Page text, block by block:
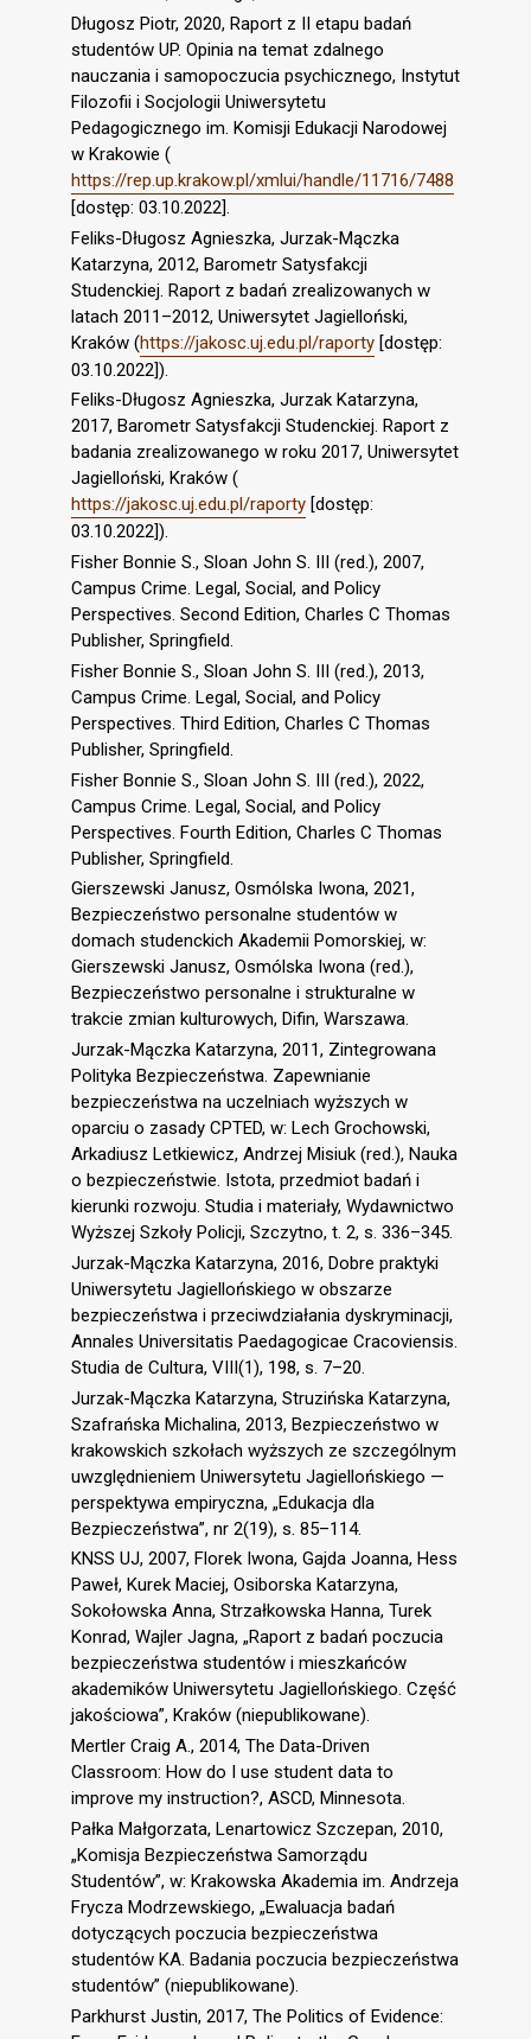
Długosz Piotr, 2020, Raport z II etapu badań
studentów UP. Opinia na temat zdalnego
nauczania i samopoczucia psychicznego, Instytut
Filozofii i Socjologii Uniwersytetu
Pedagogicznego im. Komisji Edukacji Narodowej
w Krakowie (
https://rep.up.krakow.pl/xmlui/handle/11716/7488
[dostęp: 03.10.2022].
Feliks-Długosz Agnieszka, Jurzak-Mączka
Katarzyna, 2012, Barometr Satysfakcji
Studenckiej. Raport z badań zrealizowanych w
latach 2011–2012, Uniwersytet Jagielloński,
Kraków (https://jakosc.uj.edu.pl/raporty [dostęp:
03.10.2022]).
Feliks-Długosz Agnieszka, Jurzak Katarzyna,
2017, Barometr Satysfakcji Studenckiej. Raport z
badania zrealizowanego w roku 2017, Uniwersytet
Jagielloński, Kraków (
https://jakosc.uj.edu.pl/raporty [dostęp:
03.10.2022]).
Fisher Bonnie S., Sloan John S. III (red.), 2007,
Campus Crime. Legal, Social, and Policy
Perspectives. Second Edition, Charles C Thomas
Publisher, Springfield.
Fisher Bonnie S., Sloan John S. III (red.), 2013,
Campus Crime. Legal, Social, and Policy
Perspectives. Third Edition, Charles C Thomas
Publisher, Springfield.
Fisher Bonnie S., Sloan John S. III (red.), 2022,
Campus Crime. Legal, Social, and Policy
Perspectives. Fourth Edition, Charles C Thomas
Publisher, Springfield.
Gierszewski Janusz, Osmólska Iwona, 2021,
Bezpieczeństwo personalne studentów w
domach studenckich Akademii Pomorskiej, w:
Gierszewski Janusz, Osmólska Iwona (red.),
Bezpieczeństwo personalne i strukturalne w
trakcie zmian kulturowych, Difin, Warszawa.
Jurzak-Mączka Katarzyna, 2011, Zintegrowana
Polityka Bezpieczeństwa. Zapewnianie
bezpieczeństwa na uczelniach wyższych w
oparciu o zasady CPTED, w: Lech Grochowski,
Arkadiusz Letkiewicz, Andrzej Misiuk (red.), Nauka
o bezpieczeństwie. Istota, przedmiot badań i
kierunki rozwoju. Studia i materiały, Wydawnictwo
Wyższej Szkoły Policji, Szczytno, t. 2, s. 336–345.
Jurzak-Mączka Katarzyna, 2016, Dobre praktyki
Uniwersytetu Jagiellońskiego w obszarze
bezpieczeństwa i przeciwdziałania dyskryminacji,
Annales Universitatis Paedagogicae Cracoviensis.
Studia de Cultura, VIII(1), 198, s. 7–20.
Jurzak-Mączka Katarzyna, Struzińska Katarzyna,
Szafrańska Michalina, 2013, Bezpieczeństwo w
krakowskich szkołach wyższych ze szczególnym
uwzględnieniem Uniwersytetu Jagiellońskiego —
perspektywa empiryczna, „Edukacja dla
Bezpieczeństwa”, nr 2(19), s. 85–114.
KNSS UJ, 2007, Florek Iwona, Gajda Joanna, Hess
Paweł, Kurek Maciej, Osiborska Katarzyna,
Sokołowska Anna, Strzałkowska Hanna, Turek
Konrad, Wajler Jagna, „Raport z badań poczucia
bezpieczeństwa studentów i mieszkańców
akademików Uniwersytetu Jagiellońskiego. Część
jakościowa”, Kraków (niepublikowane).
Mertler Craig A., 2014, The Data-Driven
Classroom: How do I use student data to
improve my instruction?, ASCD, Minnesota.
Pałka Małgorzata, Lenartowicz Szczepan, 2010,
„Komisja Bezpieczeństwa Samorządu
Studentów”, w: Krakowska Akademia im. Andrzeja
Frycza Modrzewskiego, „Ewaluacja badań
dotyczących poczucia bezpieczeństwa
studentów KA. Badania poczucia bezpieczeństwa
studentów” (niepublikowane).
Parkhurst Justin, 2017, The Politics of Evidence: